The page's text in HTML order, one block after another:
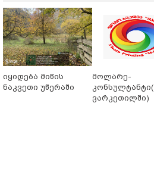
იყიდება მიწის
ნაკვეთი უწერაში
მოლარე-
კონსულტანტი(
ვარკეთილში)